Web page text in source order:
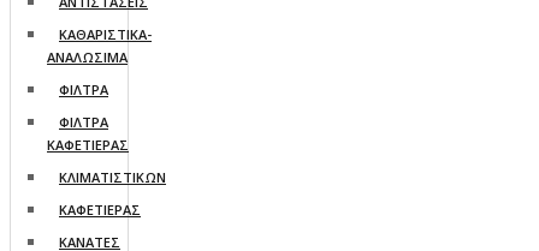
ΚΑΘΑΡΙΣΤΙΚΑ-
ΑΝΑΛΩΣΙΜΑ
ΦΙΛΤΡΑ
ΦΙΛΤΡΑ
ΚΑΦΕΤΙΕΡΑΣ
ΚΛΙΜΑΤΙΣΤΙΚΩΝ
ΚΑΦΕΤΙΕΡΑΣ
ΚΑΝΑΤΕΣ